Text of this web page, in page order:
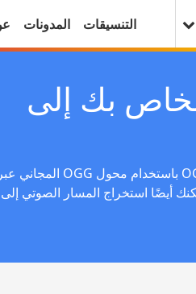
التنسيقات المدونات
بك إلى
قم بتحويل ملفات الصوت إلى تنسيق OGG باستخدام محول OGG المجاني عبر
أيضًا استخراج المسار الصوتي